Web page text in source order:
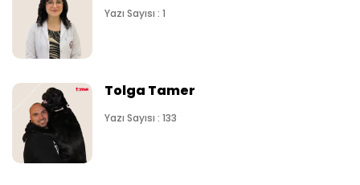
Yazı Sayısı : 1
Tolga Tamer
Yazı Sayısı : 133